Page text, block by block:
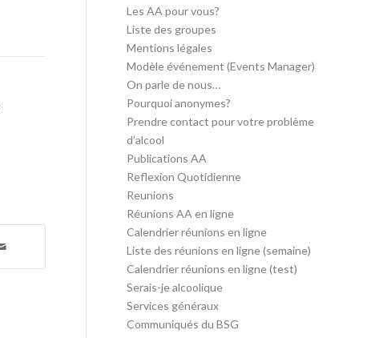
Les AA pour vous?
Liste des groupes
Mentions légales
Modèle événement (Events Manager)
On parle de nous…
Pourquoi anonymes?
Prendre contact pour votre problème
d’alcool
Publications AA
Reflexion Quotidienne
Reunions
Réunions AA en ligne
Calendrier réunions en ligne
Liste des réunions en ligne (semaine)
Calendrier réunions en ligne (test)
Serais-je alcoolique
Services généraux
Communiqués du BSG